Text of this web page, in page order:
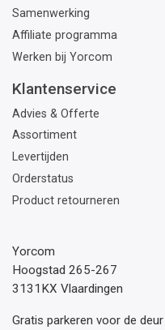
Samenwerking
Affiliate programma
Werken bij Yorcom
Klantenservice
Advies & Offerte
Assortiment
Levertijden
Orderstatus
Product retourneren
Yorcom
Hoogstad 265-267
3131KX Vlaardingen
Gratis parkeren voor de deur